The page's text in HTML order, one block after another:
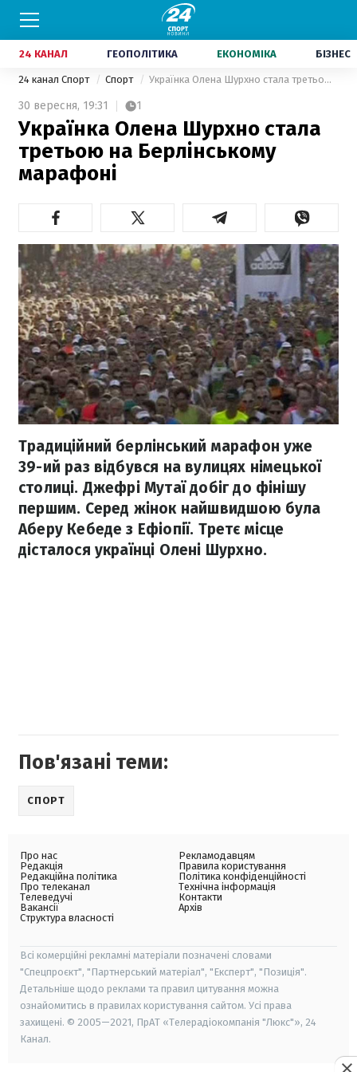
24 КАНАЛ ГЕОПОЛІТИКА ЕКОНОМІКА БІЗНЕС
24 канал Спорт Спорт Українка Олена Шурхно стала третьою на Берлінському марафоні
30 вересня, 19:31 1
Українка Олена Шурхно стала
третьою на Берлінському
марафоні
Традиційний берлінський марафон уже
39-ий раз відбувся на вулицях німецької
столиці. Джефрі Мутаї добіг до фінішу
першим. Серед жінок найшвидшою була
Аберу Кебеде з Ефіопії. Третє місце
дісталося українці Олені Шурхно.
Пов'язані теми:
СПОРТ
Про нас
Редакція
Редакційна політика
Про телеканал
Телеведучі
Вакансії
Структура власності
Рекламодавцям
Правила користування
Політика конфіденційності
Технічна інформація
Контакти
Архів
Всі комерційні рекламні матеріали позначені словами
"Спецпроєкт", "Партнерський матеріал", "Експерт", "Позиція".
Детальніше щодо реклами та правил цитування можна
ознайомитись в правилах користування сайтом. Усі права
захищені. © 2005—2021, ПрАТ «Телерадіокомпанія "Люкс"», 24
Канал.